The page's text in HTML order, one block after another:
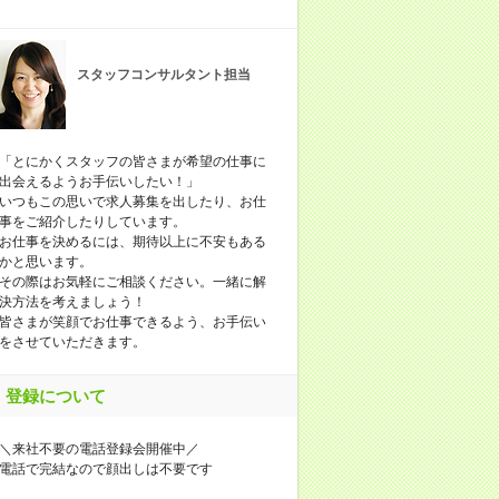
スタッフコンサルタント担当
とにかくスタッフの皆さまが希望の仕事に
会えるようお手伝いしたい！」
つもこの思いで求人募集を出したり、お仕
をご紹介したりしています。
仕事を決めるには、期待以上に不安もある
と思います。
の際はお気軽にご相談ください。一緒に解
方法を考えましょう！
さまが笑顔でお仕事できるよう、お手伝い
させていただきます。
登録について
来社不要の電話登録会開催中／
話で完結なので顔出しは不要です